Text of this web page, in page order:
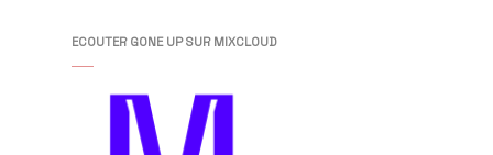
ECOUTER GONE UP SUR MIXCLOUD